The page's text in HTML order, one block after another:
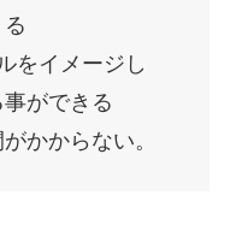
をイメージし
ができる
かからない。